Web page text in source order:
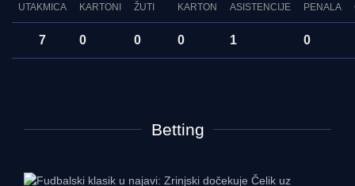
UTAKMICA
KARTONI
ŽUTI
KARTON
ASISTENCIJE
PENALA
7 0 0 0 1 0
Betting